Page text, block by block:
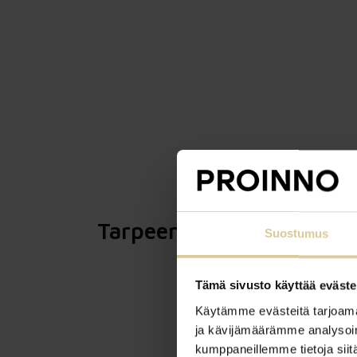
Suostumus
Tämä sivusto käyttää
Käytämme evästeitä
ja kävijämäärämme
kumppaneillemme tietoja
Tarpeen kuvaus: